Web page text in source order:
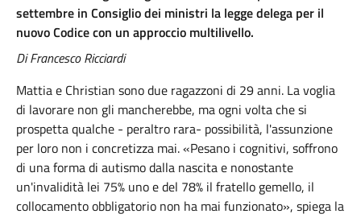
settembre in Consiglio dei ministri la legge delega per il
nuovo Codice con un approccio multilivello.
Di Francesco Ricciardi
Mattia e Christian sono due ragazzoni di 29 anni. La voglia
di lavorare non gli mancherebbe, ma ogni volta che si
prospetta qualche - peraltro rara- possibilità, l'assunzione
per loro non i concretizza mai. «Pesano i cognitivi, soffrono
di una forma di autismo dalla nascita e nonostante
un'invalidità lei 75% uno e del 78% il fratello gemello, il
collocamento obbligatorio non ha mai funzionato», spiega la